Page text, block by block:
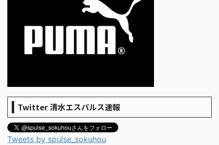
Twitter 清水エスパルス速報
Tweets by spulse_sokuhou